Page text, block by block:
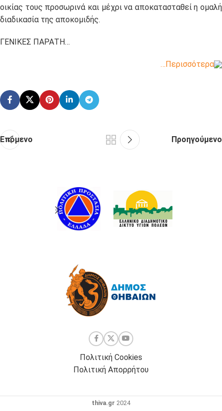
οικίας τους προσωρινά και μέχρι να αποκατασταθεί η ομαλή
διαδικασία της αποκομιδής.
ΓΕΝΙΚΕΣ ΠΑΡΑΤΗ…
…Περισσότερα
Επόμενο Προηγούμενο
Πολιτική Cookies
Πολιτική Απορρήτου
thiva.gr 2024